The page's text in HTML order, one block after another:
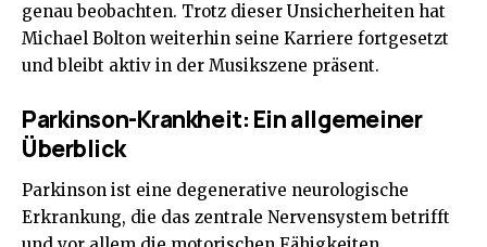
genau beobachten. Trotz dieser Unsicherheiten hat
Michael Bolton weiterhin seine Karriere fortgesetzt
und bleibt aktiv in der Musikszene präsent.
Parkinson-Krankheit: Ein allgemeiner
Überblick
Parkinson ist eine degenerative neurologische
Erkrankung, die das zentrale Nervensystem betrifft